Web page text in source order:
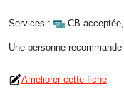
Services : CB acceptée,
Une personne recommande
Améliorer cette fiche